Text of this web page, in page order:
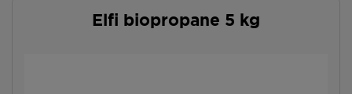
Elfi biopropane 5 kg